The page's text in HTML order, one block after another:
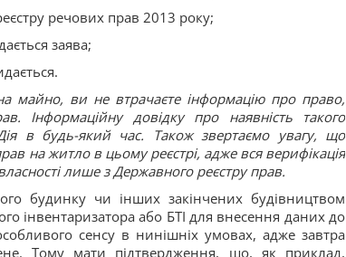
речових прав 2013 року;
заява;
майно, ви не втрачаєте інформацію про право,
Інформаційну довідку про наявність такого
в будь-який час. Також звертаємо увагу, що
на житло в цьому реєстрі, адже вся верифікація
лише з Державного реєстру прав.
будинку чи інших закінчених будівництвом
інвентаризатора або БТІ для внесення даних до
сенсу в нинішніх умовах, адже завтра
Тому мати підтвердження, що, як приклад,